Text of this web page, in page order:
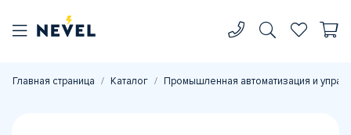
Главная страница Каталог Промышленная автоматизация и